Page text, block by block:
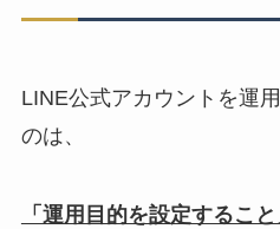
LINE公式アカウントを運
のは、
「運用目的を設定すること